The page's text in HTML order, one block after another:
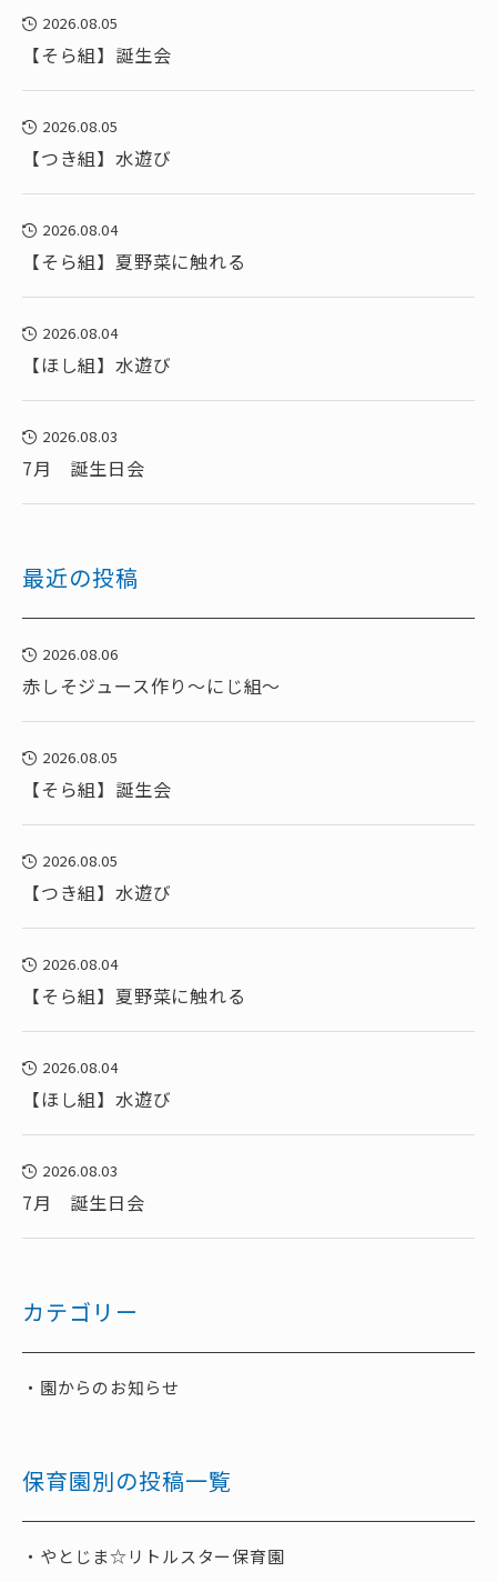
2026.08.05
【そら組】誕生会
2026.08.05
【つき組】水遊び
2026.08.04
【そら組】夏野菜に触れる
2026.08.04
【ほし組】水遊び
2026.08.03
7月 誕生日会
最近の投稿
2026.08.06
赤しそジュース作り～にじ組～
2026.08.05
【そら組】誕生会
2026.08.05
【つき組】水遊び
2026.08.04
【そら組】夏野菜に触れる
2026.08.04
【ほし組】水遊び
2026.08.03
7月 誕生日会
カテゴリー
園からのお知らせ
保育園別の投稿一覧
やとじま☆リトルスター保育園